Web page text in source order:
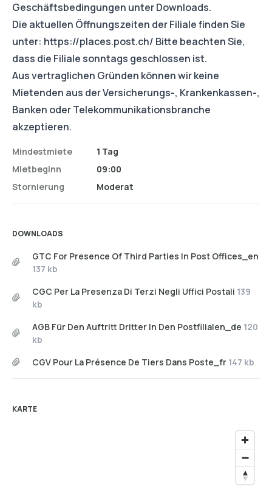
Geschäftsbedingungen unter Downloads.
Die aktuellen Öffnungszeiten der Filiale finden Sie
unter: https://places.post.ch/ Bitte beachten Sie,
dass die Filiale sonntags geschlossen ist.
Aus vertraglichen Gründen können wir keine
Mietenden aus der Versicherungs-, Krankenkassen-,
Banken oder Telekommunikationsbranche
akzeptieren.
Mindestmiete
Mietbeginn
Stornierung
1 Tag
09:00
Moderat
DOWNLOADS
GTC For Presence Of Third Parties In Post Offices_en
137 kb
CGC Per La Presenza Di Terzi Negli Uffici Postali 139
kb
AGB Für Den Auftritt Dritter In Den Postfilialen_de 120
kb
CGV Pour La Présence De Tiers Dans Poste_fr 147 kb
KARTE